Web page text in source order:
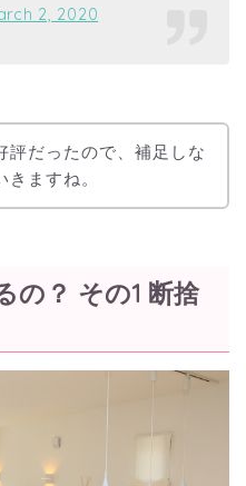
2, 2020
評だったので、補足しな
ますね。
の？ その1 断捨